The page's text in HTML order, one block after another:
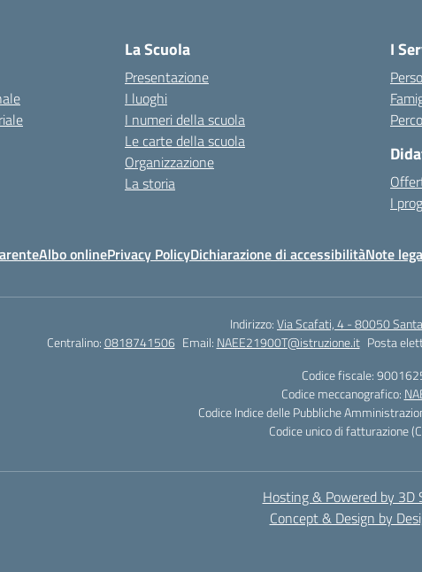
La Scuola
Presentazione
I luoghi
I numeri della scuola
Le carte della scuola
Organizzazione
La storia
I
I
Albo onlinePrivacy PolicyDichiarazione di accessibilitàNote
Indirizzo:Via Scafati, 4 - 80050
Centralino:0818741506 Email: NAEE21900T@istruzione.it Posta
Codice fiscale:
Codice meccanografico:
Codice Indice delle Pubbliche
Codice unico di fatturazione
Hosting & Powered by 3D
Concept & Design by